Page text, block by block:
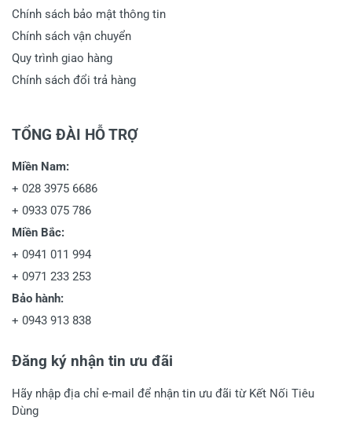
Chính sách bảo mật thông tin
Chính sách vận chuyển
Quy trình giao hàng
Chính sách đổi trả hàng
TỔNG ĐÀI HỖ TRỢ
Miền Nam:
+ 028 3975 6686
+ 0933 075 786
Miền Bắc:
+ 0941 011 994
+ 0971 233 253
Bảo hành:
+ 0943 913 838
Đăng ký nhận tin ưu đãi
Hãy nhập địa chỉ e-mail để nhận tin ưu đãi từ Kết Nối Tiêu
Dùng